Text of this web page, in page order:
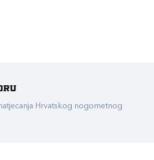
Hrvatskog nogometnog